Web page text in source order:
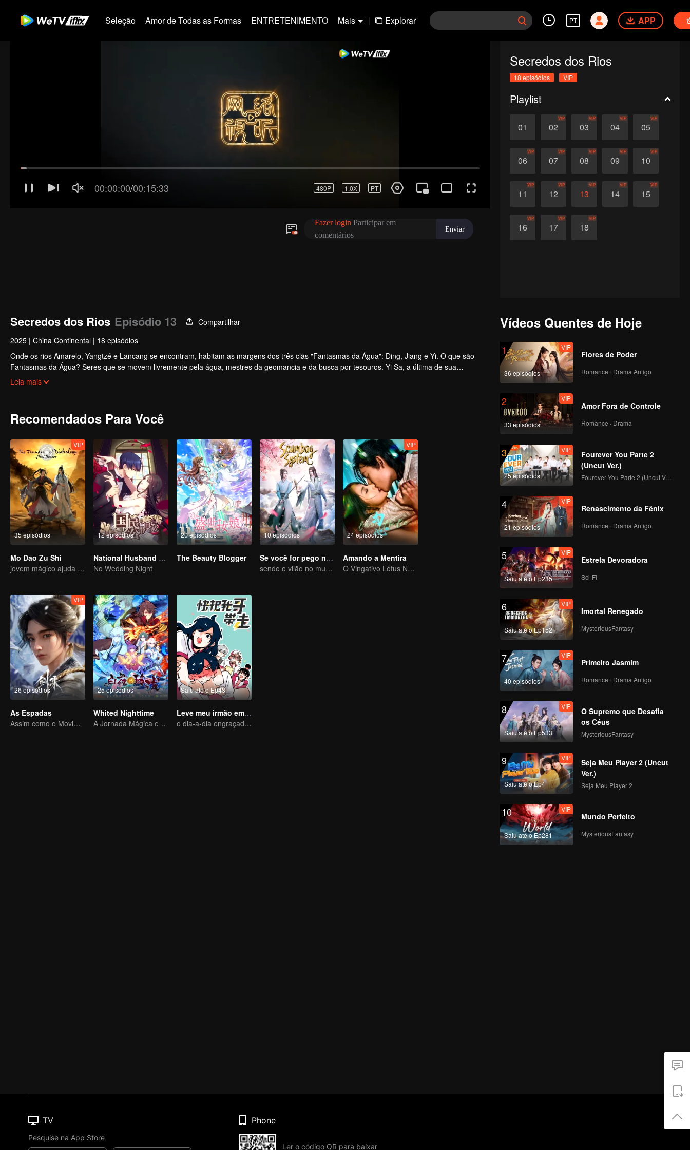
Seleção Amor de Todas as Formas ENTRETENIMENTO Mais | Explorar PT APP
Secredos dos Rios
18 episódios VIP
Playlist
01 02
VIP
03
VIP
04
VIP
05
VIP
06
VIP
07
VIP
08
VIP
09
VIP
10
VIP
11
VIP
12
VIP
13
VIP
14
VIP
15
VIP
16
VIP
17
VIP
18
VIP
Secredos dos Rios Episódio 13
Compartilhar
2025 | China Continental | 18 episódios
Onde os rios Amarelo, Yangtzé e Lancang se encontram, habitam as margens dos três clãs "Fantasmas da Água": Ding, Jiang e Yi. O que são
Fantasmas da Água? Seres que se movem livremente pela água, mestres da geomancia e da busca por tesouros. Yi Sa, a última de sua
linhagem, administra uma "margem subaquática" ao longo do Lancang. Durante um perigoso mergulho na "Sopa Dourada", ela resgata Zong
Leia mais
Recomendados Para Você
35 episódios
VIP
Mo Dao Zu Shi
jovem mágico ajuda os povos
12 episódios
National Husband Bring Home SS1
No Wedding Night
20 episódios
The Beauty Blogger
10 episódios
Se você for pego no livro
sendo o vilão no mundo do livro
24 episódios
VIP
Amando a Mentira
O Vingativo Lótus Negro cai para o jovem mestre desonesto
26 episódios
VIP
As Espadas
Assim como o Movimento Celestial é Sempre Vigoroso, um Cavalheiro Deve Se Esforçar Incessantemente
25 episódios
Whited Nighttime
A Jornada Mágica em Busca do Amor Verdadeiro
Saiu até o Ep48
Leve meu irmão embora
o dia-a-dia engraçado de irmão e irmã
Vídeos Quentes de Hoje
1
36 episódios
VIP
Flores de Poder
Romance · Drama Antigo
2
33 episódios
VIP
Amor Fora de Controle
Romance · Drama
3
25 episódios
VIP
Fourever You Parte 2
(Uncut Ver.)
Fourever You Parte 2 (Uncut Ver.)
4
21 episódios
VIP
Renascimento da Fênix
Romance · Drama Antigo
5
Saiu até o Ep235
VIP
Estrela Devoradora
Sci-Fi
6
Saiu até o Ep152
VIP
Imortal Renegado
MysteriousFantasy
7
40 episódios
VIP
Primeiro Jasmim
Romance · Drama Antigo
8
Saiu até o Ep533
VIP
O Supremo que Desafia
os Céus
MysteriousFantasy
9
Saiu até o Ep4
VIP
Seja Meu Player 2 (Uncut
Ver.)
Seja Meu Player 2
10
Saiu até o Ep281
VIP
Mundo Perfeito
MysteriousFantasy
TV
Pesquise na App Store
Phone
Ler o código QR para baixar